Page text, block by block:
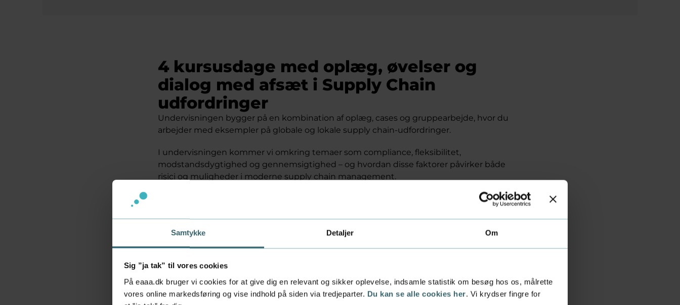
Samtykke Detaljer Om
Sig ”ja tak” til vores cookies
På eaaa.dk bruger vi cookies for at give dig en relevant og sikker oplevelse, indsamle statistik om besøg hos os, målrette
vores online markedsføring og vise indhold på siden via tredjeparter. Du kan se alle cookies her. Vi krydser fingre for
4 kursusdage med oplæg, øvelser og
dialog med afsæt i Supply Chain
udfordringer
Undervisningen bygger på en kombination af oplæg, cases og gruppearbejde, hvor du
arbejder med eksempler på globale og lokale supply chain-udfordringer.
I undervisningen kommer vi omkring temaer som compliance, fleksibilitet,
modstandsdygtighed og gennemsigtighed – og hvordan disse faktorer påvirker både
risici og muligheder i moderne supply chain management.
lærer at anvende strategiske analyseværktøjer og at omsætte teoretisk viden til praktiske
anbefalinger.
Strategisk udvikling af globale forsyningskæder
Compliance, governance og regulatoriske krav
Samarbejde og risikostyring med leverandører og partnere